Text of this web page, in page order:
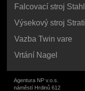
Falcovací stroj Stahl
Výsekový stroj Strati
Vazba Twin vare
Vrtání Nagel
Agentura NP v.o.s.
náměstí Hrdinů 612